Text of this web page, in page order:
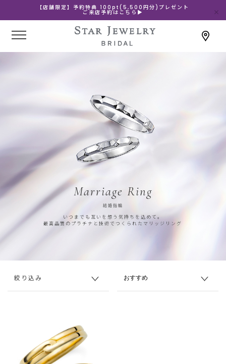
【店舗限定】予約特典 100pt(5,500円分)プレゼント
ご来店予約はこちら▶
Marriage Ring
結婚指輪
いつまでも互いを想う気持ちを込めて。
最高品質のプラチナと技術でつくられたマリッジリング
絞り込み